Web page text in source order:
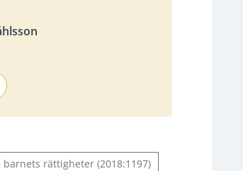
rättigheter (2018:1197)